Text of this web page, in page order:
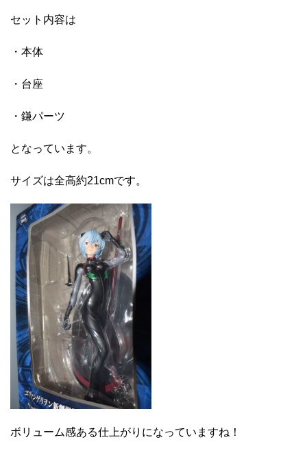
セット内容は
・本体
・台座
・鎌パーツ
となっています。
サイズは全高約21cmです。
ボリューム感ある仕上がりになっていますね！